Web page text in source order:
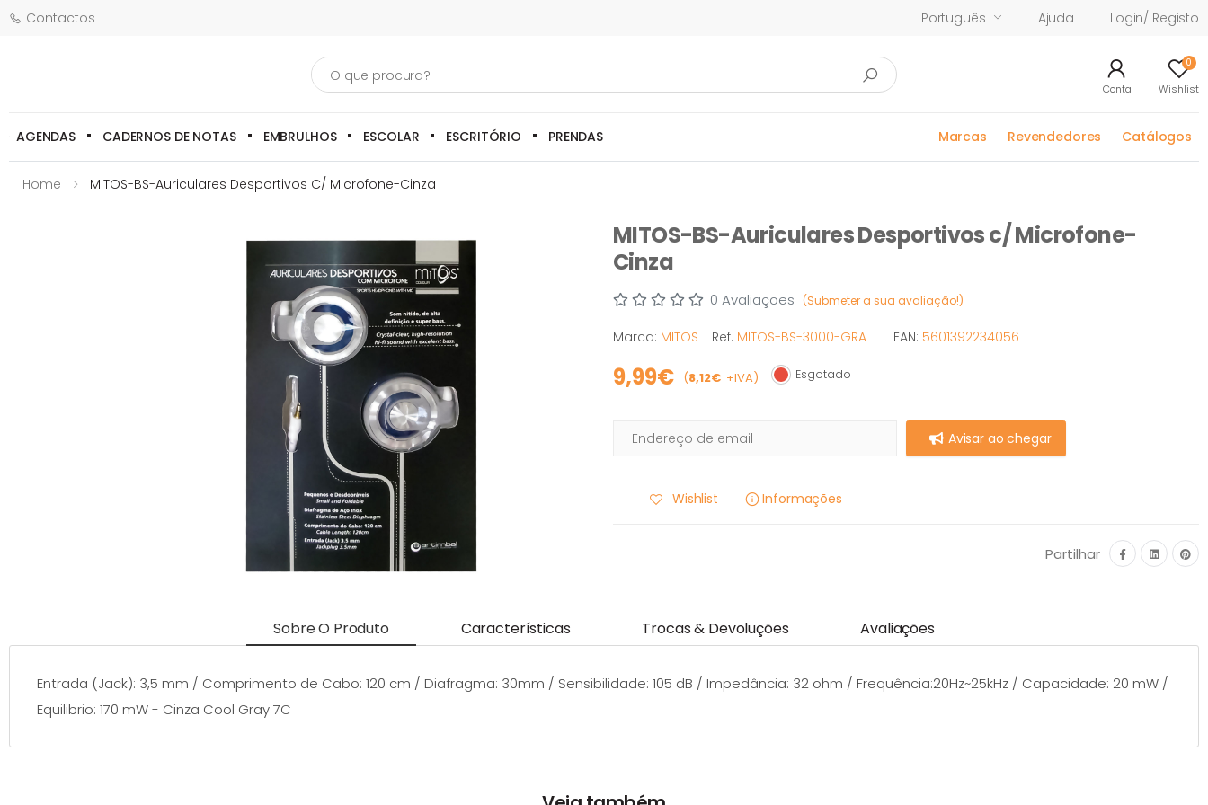
Contactos Português Ajuda Login/ Registo
Pesquisa
Conta
0
Wishlist
AGENDAS CADERNOS DE NOTAS EMBRULHOS ESCOLAR ESCRITÓRIO PRENDAS Marcas Revendedores Catálogos
Home MITOS-BS-Auriculares Desportivos C/ Microfone-Cinza
MITOS-BS-Auriculares Desportivos c/ Microfone-
Cinza
0 Avaliações (Submeter a sua avaliação!)
Marca: MITOS Ref. MITOS-BS-3000-GRA EAN: 5601392234056
9,99€ (8,12€ +IVA) Esgotado
Esgotado
Avisar ao chegar
Wishlist Informações
Partilhar
Sobre O Produto Características Trocas & Devoluções Avaliações
Entrada (Jack): 3,5 mm / Comprimento de Cabo: 120 cm / Diafragma: 30mm / Sensibilidade: 105 dB / Impedância: 32 ohm / Frequência:20Hz~25kHz / Capacidade: 20 mW /
Equilibrio: 170 mW - Cinza Cool Gray 7C